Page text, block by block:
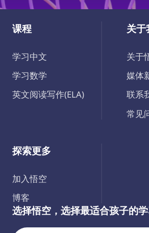
课程
学习中文
学习数学
英文阅读写作(ELA)
关于
关于
媒体
联系
常见
探索更多
加入悟空
博客
选择悟空，选择最适合孩子的